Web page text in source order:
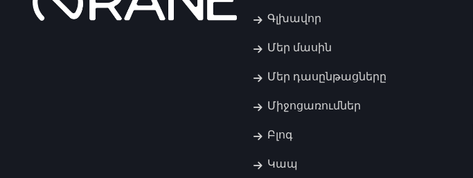
Գլխավոր
Մեր մասին
Մեր դասընթացները
Միջոցառումներ
Բլոգ
Կապ